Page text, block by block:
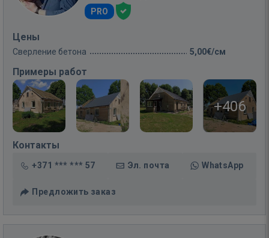
PRO
Цены
Сверление бетона 5,00€/см
Примеры работ
+406
Контакты
+371 *** *** 57 Эл. почта WhatsApp
Предложить заказ